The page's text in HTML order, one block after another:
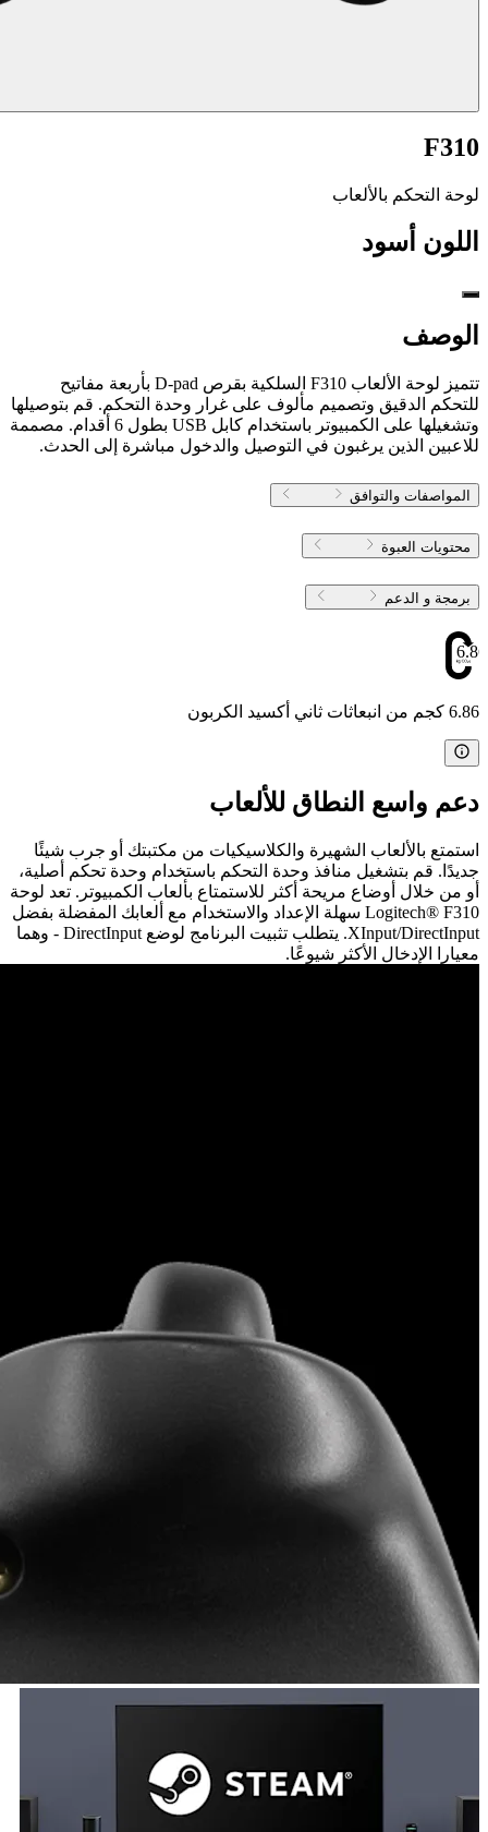
F310
لوحة التحكم بالألعاب
اللون أسود
الوصف
تتميز لوحة الألعاب F310 السلكية بقرص D-pad بأربعة مفاتيح
للتحكم الدقيق وتصميم مألوف على غرار وحدة التحكم. قم بتوصيلها
وتشغيلها على الكمبيوتر باستخدام كابل USB بطول 6 أقدام. مصممة
للاعبين الذين يرغبون في التوصيل والدخول مباشرة إلى الحدث.
المواصفات والتوافق
محتويات العبوة
برمجة و الدعم
6.86
6.86 كجم من انبعاثات ثاني أكسيد الكربون
دعم واسع النطاق للألعاب
استمتع بالألعاب الشهيرة والكلاسيكيات من مكتبتك أو جرب شيئًا
جديدًا. قم بتشغيل منافذ وحدة التحكم باستخدام وحدة تحكم أصلية،
أو من خلال أوضاع مريحة أكثر للاستمتاع بألعاب الكمبيوتر. تعد لوحة
Logitech® F310 سهلة الإعداد والاستخدام مع ألعابك المفضلة بفضل
XInput/DirectInput. يتطلب تثبيت البرنامج لوضع DirectInput - وهما
معيارا الإدخال الأكثر شيوعًا.